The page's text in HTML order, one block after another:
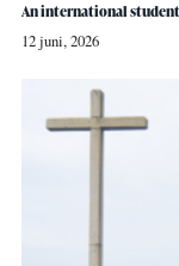
An international
12 juni, 2026